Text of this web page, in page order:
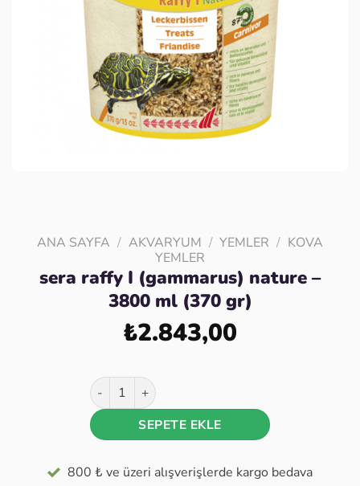
ANA SAYFA / AKVARYUM / YEMLER / KOVA
YEMLER
sera raffy I (gammarus) nature –
3800 ml (370 gr)
₺2.843,00
sera raffy I (gammarus) nature - 3800 ml (370
SEPETE EKLE
800 ₺ ve üzeri alışverişlerde kargo bedava